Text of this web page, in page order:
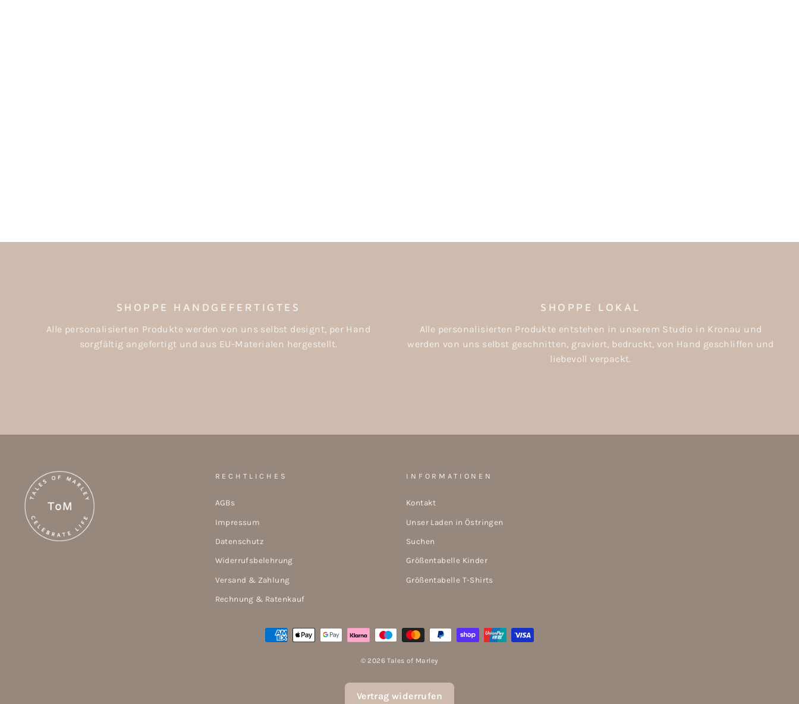
SHOPPE HANDGEFERTIGTES
Alle personalisierten Produkte werden von uns selbst designt, per Hand
sorgfältig angefertigt und aus EU-Materialen hergestellt.
SHOPPE LOKAL
Alle personalisierten Produkte entstehen in unserem Studio in Kronau und
werden von uns selbst geschnitten, graviert, bedruckt, von Hand geschliffen und
liebevoll verpackt.
RECHTLICHES
AGBs
Impressum
Datenschutz
Widerrufsbelehrung
Versand & Zahlung
Rechnung & Ratenkauf
INFORMATIONEN
Kontakt
Unser Laden in Östringen
Suchen
Größentabelle Kinder
Größentabelle T-Shirts
© 2026 Tales of Marley
Vertrag widerrufen